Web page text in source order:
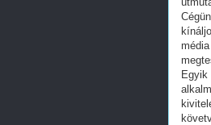
Egyik